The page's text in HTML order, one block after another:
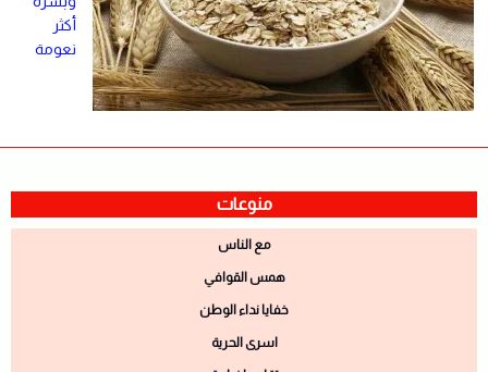
أكثر
نعومة
منوعات
مع الناس
همس القوافي
خفايا نداء الوطن
اسرى الحرية